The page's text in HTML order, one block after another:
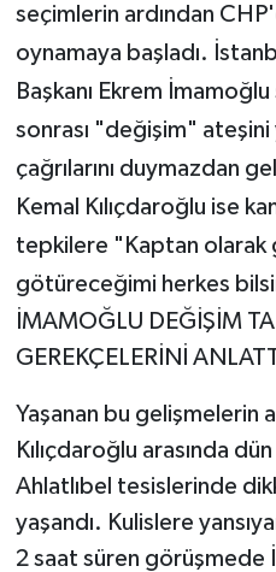
seçimlerin ardından
oynamaya başladı.
Başkanı Ekrem
sonrası "değişim"
çağrılarını duymazdan
Kemal Kılıçdaroğlu ise
tepkilere "Kaptan olarak
götüreceğimi herkes
İMAMOĞLU DEĞİŞİM
GEREKÇELERİNİ
Yaşanan bu gelişmelerin
Kılıçdaroğlu arasında
Ahlatlıbel tesislerinde
yaşandı. Kulislere
2 saat süren görüşmede